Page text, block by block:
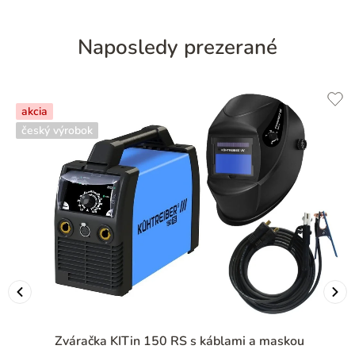
Naposledy prezerané
akcia
český výrobok
Zváračka KITin 150 RS s káblami a maskou